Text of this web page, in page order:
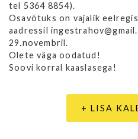
tel 5364 8854).
Osavõtuks on vajalik
aadressil
29.novembril.
Olete väga oodatud!
Soovi korral kaaslasega!
+ LISA